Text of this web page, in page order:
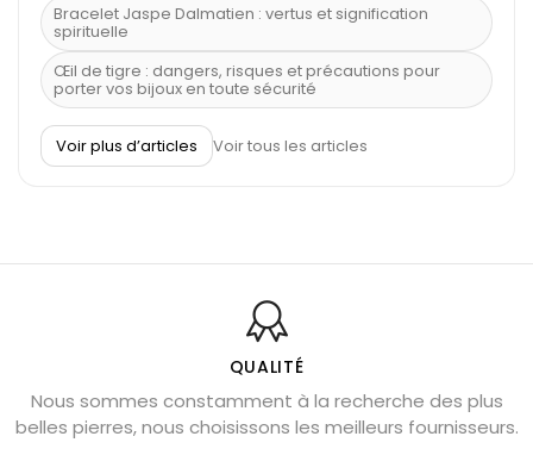
Bracelet Jaspe Dalmatien : vertus et signification
spirituelle
Œil de tigre : dangers, risques et précautions pour
porter vos bijoux en toute sécurité
À quel poignet porter un bracelet de pierre
Découvrez le scorpion et ses pierres
Bienfaits de la sélénite – pierre des anges
L’améthyste est-elle faite pour moi ?
Chrysocolle : pierre apaisante
Obsidienne dorée : vertus et signification
Voir plus d’articles Voir tous les articles
QUALITÉ
Nous sommes constamment à la recherche des plus
belles pierres, nous choisissons les meilleurs fournisseurs.